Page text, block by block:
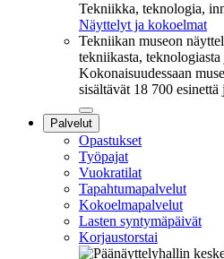
Tekniikka, teknologia,
Näyttelyt ja kokoelmat
Tekniikan museon
tekniikasta,
Kokonaisuudessaan
sisältävät 18 700
Sulje
alavalikko
Palvelut
Opastukset
Työpajat
Vuokratilat
Tapahtumapalvelut
Kokoelmapalvelut
Lasten syntymäpäivät
Korjaustorstai